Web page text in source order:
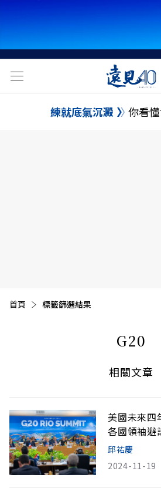
練就底氣沉澱 你看
首頁 目前頁面：
標籤篩選結果
G20
相關文章
美國未來四
各國領袖避
邱祐慶
2024-11-19